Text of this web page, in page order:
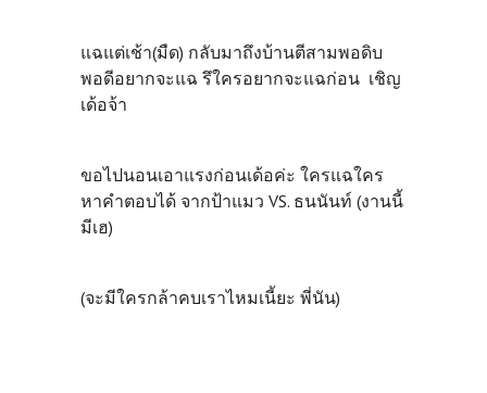
แฉแต่เช้า(มืด) กลับมาถึงบ้านตีสามพอดิบ
พอดีอยากจะแฉ รึใครอยากจะแฉก่อน เชิญ
เด้อจ้า
ขอไปนอนเอาแรงก่อนเด้อค่ะ ใครแฉใคร
หาคำตอบได้ จากป้าแมว VS. ธนนันท์ (งานนี้
มีเฮ)
(จะมีใครกล้าคบเราไหมเนี้ยะ พี่นัน)